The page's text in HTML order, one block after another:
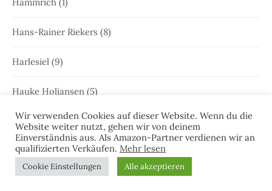
Hans-Rainer Riekers (8)
Harlesiel (9)
Hauke Holjansen (5)
Hedda Böttcher (23)
Henriette Honig(12)
Wir verwenden Cookies auf dieser Website. Wenn du die
Website weiter nutzt, gehen wir von deinem
Einverständnis aus. Als Amazon-Partner verdienen wir an
qualifizierten Verkäufen. Mehr lesen
Cookie Einstellungen Alle akzeptieren